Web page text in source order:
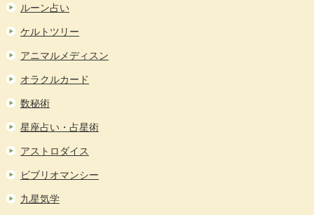
ルーン占い
ケルトツリー
アニマルメディスン
オラクルカード
数秘術
星座占い・占星術
アストロダイス
ビブリオマンシー
九星気学